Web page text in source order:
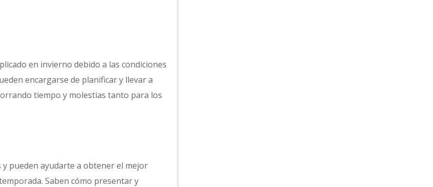
en invierno debido a las condiciones
encargarse de planificar y llevar a
tiempo y molestias tanto para los
pueden ayudarte a obtener el mejor
Saben cómo presentar y